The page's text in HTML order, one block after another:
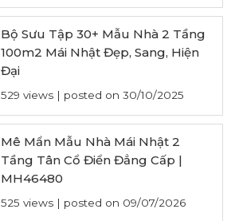
Bộ Sưu Tập 30+ Mẫu Nhà 2 Tầng
100m2 Mái Nhật Đẹp, Sang, Hiện
Đại
529 views| posted on 30/10/2025
Mê Mẩn Mẫu Nhà Mái Nhật 2
Tầng Tân Cổ Điển Đẳng Cấp |
MH46480
525 views| posted on 09/07/2026